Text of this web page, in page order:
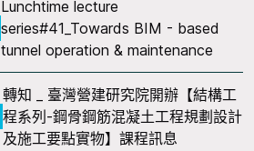
Lunchtime lecture
series#41_Towards BIM - based
tunnel operation & maintenance
轉知 _ 臺灣營建研究院開辦【結構工
程系列-鋼骨鋼筋混凝土工程規劃設計
及施工要點實物】課程訊息